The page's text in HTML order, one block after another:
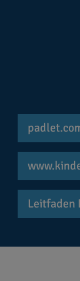
Leitfaden